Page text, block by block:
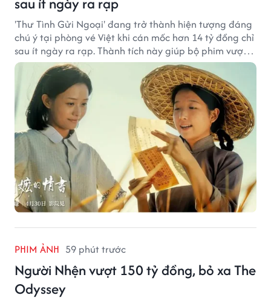
'Thư Tình Gửi Ngoại' đang trở thành hiện tượng đáng
chú ý tại phòng vé Việt khi cán mốc hơn 14 tỷ đồng chỉ
sau ít ngày ra rạp. Thành tích này giúp bộ phim vượt
kỳ vọng ban đầu và duy trì sức hút giữa cuộc cạnh
tranh của nhiều tác phẩm lớn.
PHIM ẢNH 59 phút trước
Người Nhện vượt 150 tỷ đồng, bỏ xa The
Odyssey